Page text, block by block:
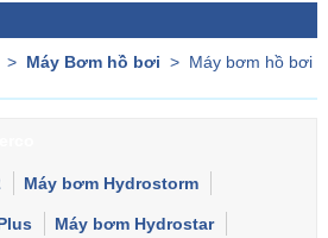
Máy Bơm hồ bơi > Máy bơm hồ bơi
Máy bơm Hydrostorm
Máy bơm Hydrostar